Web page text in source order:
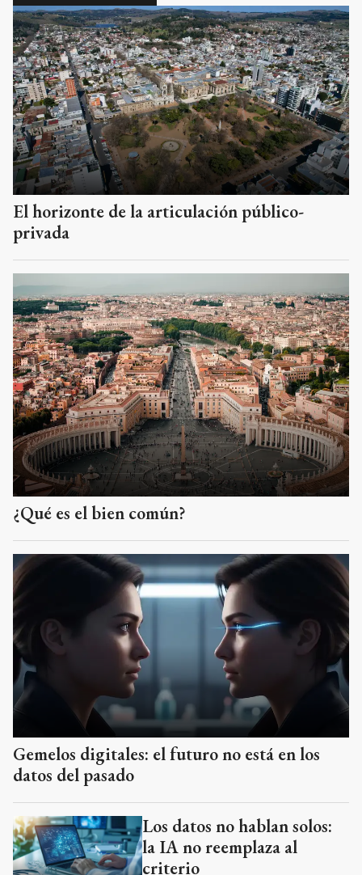
El horizonte de la articulación público-
privada
¿Qué es el bien común?
Gemelos digitales: el futuro no está en los
datos del pasado
Los datos no hablan solos:
la IA no reemplaza al
criterio